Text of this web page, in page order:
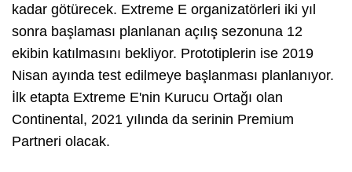
kadar götürecek. Extreme E organizatörleri iki yıl
sonra başlaması planlanan açılış sezonuna 12
ekibin katılmasını bekliyor. Prototiplerin ise 2019
Nisan ayında test edilmeye başlanması planlanıyor.
İlk etapta Extreme E'nin Kurucu Ortağı olan
Continental, 2021 yılında da serinin Premium
Partneri olacak.